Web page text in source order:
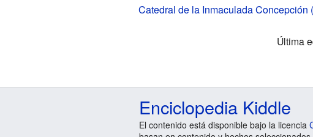
Catedral de la Inmaculada Concepción
Última
Enciclopedia Kiddle
El contenido está disponible bajo la licencia